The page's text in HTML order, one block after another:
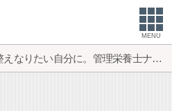
MENU
食事を整えなりたい自分に。管理栄養士ナホのシアワセビジンごはん